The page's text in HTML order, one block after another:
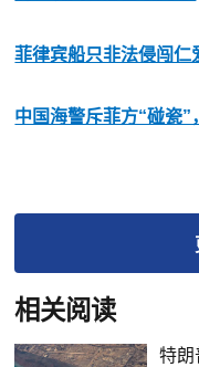
菲律宾船只非法侵闯仁
中国海警斥菲方“碰瓷
相关阅读
特朗